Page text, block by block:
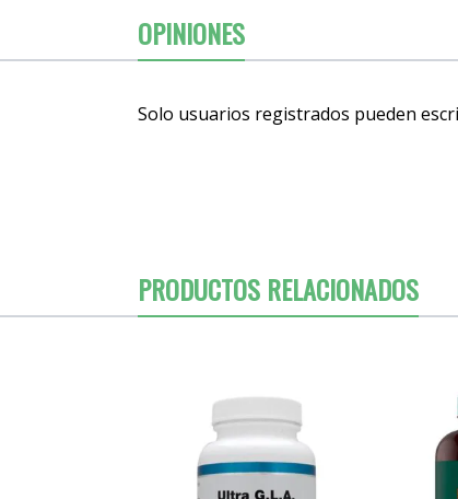
OPINIONES
Solo usuarios registrados pueden
PRODUCTOS RELACIONADOS